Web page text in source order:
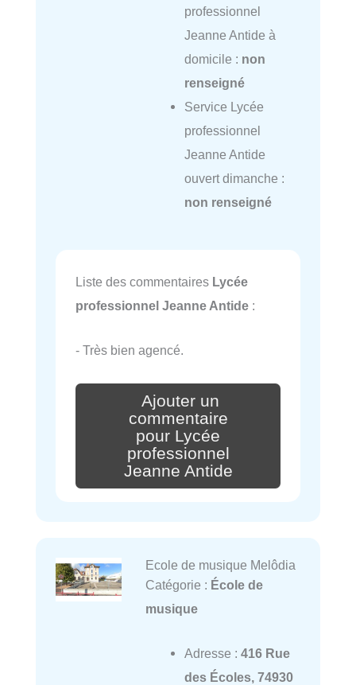
professionnel
Jeanne Antide à
domicile : non
renseigné
Service Lycée
professionnel
Jeanne Antide
ouvert dimanche :
non renseigné
Liste des commentaires Lycée
professionnel Jeanne Antide :
- Très bien agencé.
Ajouter un
commentaire
pour Lycée
professionnel
Jeanne Antide
Ecole de musique Melôdia
Catégorie : École de
musique
Adresse : 416 Rue
des Écoles, 74930